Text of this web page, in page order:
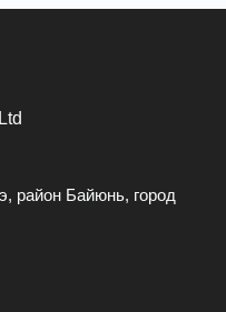
район Байюнь, город